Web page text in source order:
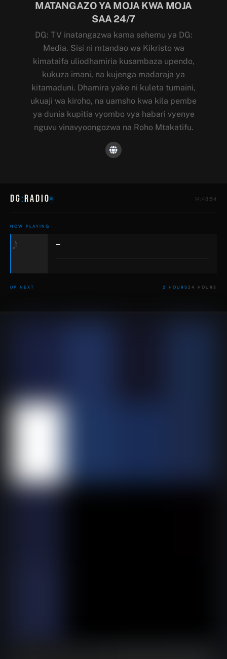
MATANGAZO YA MOJA KWA MOJA
SAA 24/7
DG: TV inatangazwa kama sehemu ya DG:
Media. Sisi ni mtandao wa Kikristo wa
kimataifa uliodhamiria kusambaza upendo,
kukuza imani, na kujenga madaraja ya
kitamaduni. Dhamira yake ni kuleta tumaini,
ukuaji wa kiroho, na uamsho kwa kila pembe
ya dunia kupitia vyombo vya habari vyenye
nguvu vinavyoongozwa na Roho Mtakatifu.